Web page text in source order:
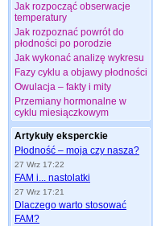
Jak rozpocząć obserwacje
temperatury
Jak rozpoznać powrót do
płodności po porodzie
Jak wykonać analizę wykresu
Fazy cyklu a objawy płodności
Owulacja – fakty i mity
Przemiany hormonalne w
cyklu miesiączkowym
Artykuły eksperckie
Płodność – moja czy nasza?
27 Wrz 17:22
FAM i... nastolatki
27 Wrz 17:21
Dlaczego warto stosować
FAM?